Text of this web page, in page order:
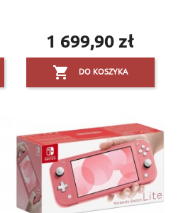
Cena
1 699,90 zł
 DO KOSZYKA